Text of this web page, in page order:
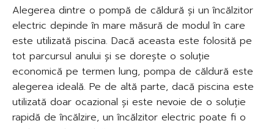
Alegerea dintre o pompă de căldură și un încălzitor
electric depinde în mare măsură de modul în care
este utilizată piscina. Dacă aceasta este folosită pe
tot parcursul anului și se dorește o soluție
economică pe termen lung, pompa de căldură este
alegerea ideală. Pe de altă parte, dacă piscina este
utilizată doar ocazional și este nevoie de o soluție
rapidă de încălzire, un încălzitor electric poate fi o